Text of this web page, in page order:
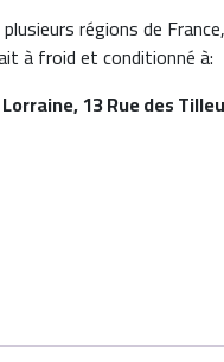
régions de
à froid et conditionné à:
13 Rue des